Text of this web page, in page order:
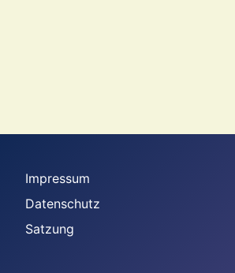
Impressum
Datenschutz
Satzung